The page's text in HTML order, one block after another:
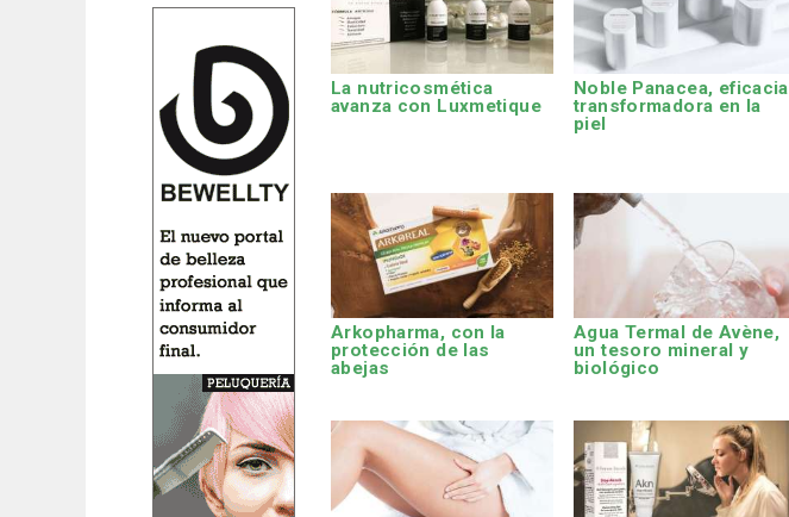
La nutricosmética
avanza con Luxmetique
Noble Panacea, eficacia
transformadora en la
piel
Arkopharma, con la
protección de las
abejas
Agua Termal de Avène,
un tesoro mineral y
biológico